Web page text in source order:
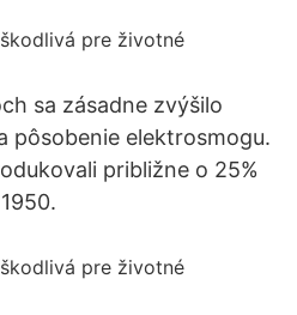
sa zásadne zvýšilo
pôsobenie elektrosmogu.
približne o 25%